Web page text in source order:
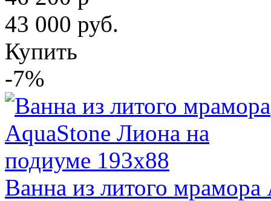
43 000 руб.
Купить
-7%
Ванна из литого